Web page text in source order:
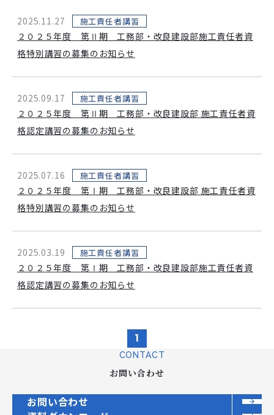
2025.11.27 施工責任者講習
２０２５年度 第Ⅱ期 工務部・改良建設部施工責任者資
格特別講習の募集のお知らせ
2025.09.17 施工責任者講習
２０２５年度 第Ⅱ期 工務部・改良建設部 施工責任者資
格認定講習の募集のお知らせ
2025.07.16 施工責任者講習
２０２５年度 第Ⅰ期 工務部・改良建設部 施工責任者資
格特別講習の募集のお知らせ
2025.03.19 施工責任者講習
２０２５年度 第Ⅰ期 工務部・改良建設部施工責任者資
格認定講習の募集のお知らせ
1
CONTACT
お問い合わせ
お問い合わせ